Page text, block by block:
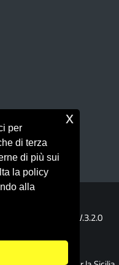
V.3.2.0
per
di terza
di più sui
la policy
alla
x